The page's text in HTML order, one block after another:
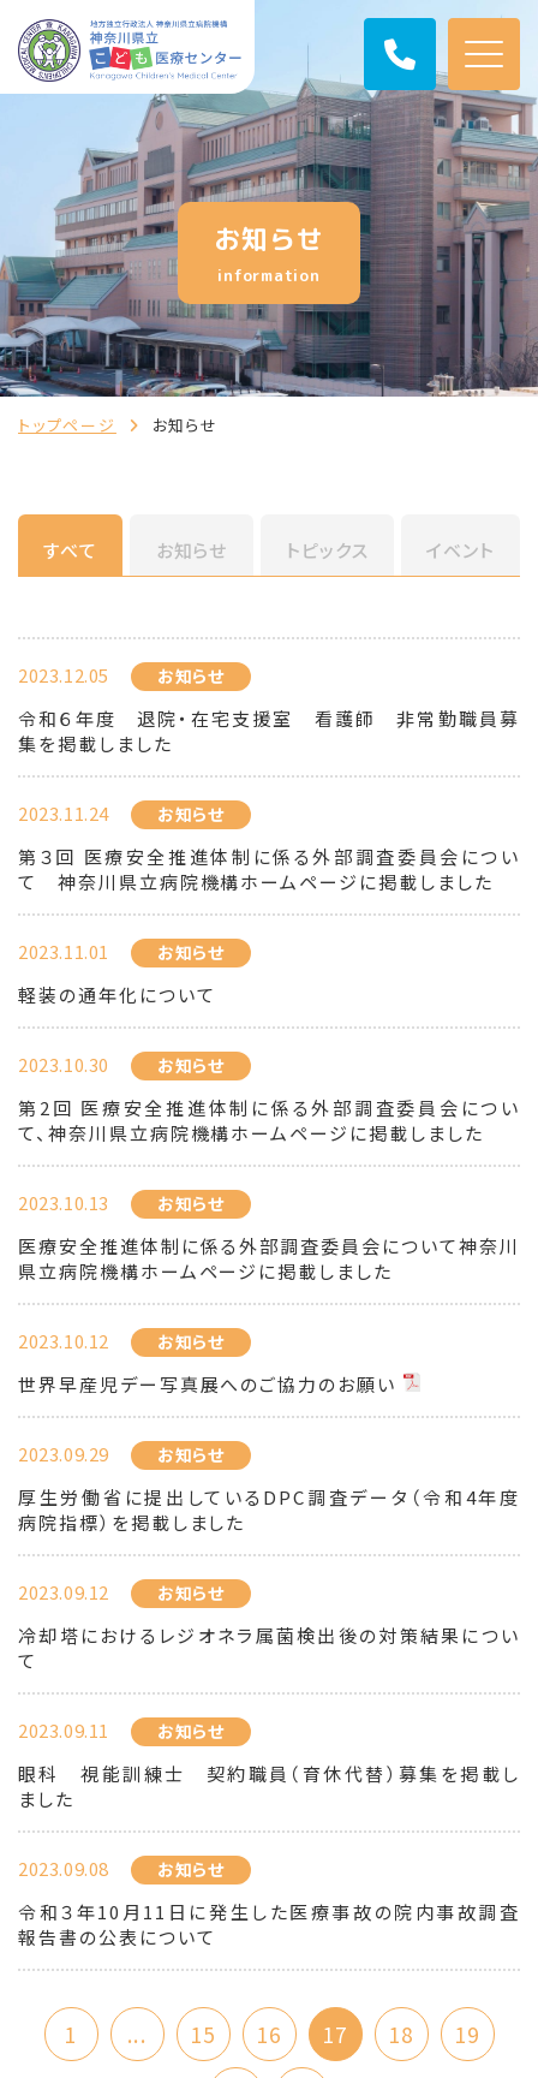
お知らせ
information
トップページ お知らせ
すべて お知らせ トピックス イベント
2023.12.05 お知らせ
令和６年度 退院・在宅支援室 看護師 非常勤職員募
集を掲載しました
2023.11.24 お知らせ
第３回 医療安全推進体制に係る外部調査委員会につい
て 神奈川県立病院機構ホームページに掲載しました
2023.11.01 お知らせ
軽装の通年化について
2023.10.30 お知らせ
第2回 医療安全推進体制に係る外部調査委員会につい
て、神奈川県立病院機構ホームページに掲載しました
2023.10.13 お知らせ
医療安全推進体制に係る外部調査委員会について神奈川
県立病院機構ホームページに掲載しました
2023.10.12 お知らせ
世界早産児デー写真展へのご協力のお願い
2023.09.29 お知らせ
厚生労働省に提出しているDPC調査データ（令和4年度
病院指標）を掲載しました
2023.09.12 お知らせ
冷却塔におけるレジオネラ属菌検出後の対策結果につい
て
2023.09.11 お知らせ
眼科 視能訓練士 契約職員（育休代替）募集を掲載し
ました
2023.09.08 お知らせ
令和３年10月11日に発生した医療事故の院内事故調査
報告書の公表について
1 ... 15 16 17 18
19